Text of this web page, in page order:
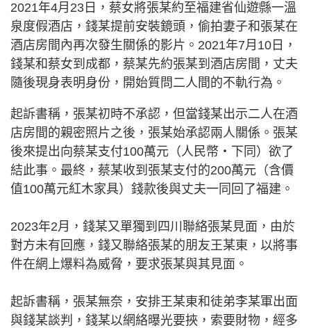
2021年4月23日，蔡女將張某約至福建省仙遊縣一溫
泉度假酒店，錢某提前安裝鏡頭，偷拍妻子和張某在
酒店房間內再次發生關係的影片。2021年7月10日，
錢某和蔡女到成都，蔡某先約張某到酒店房間，丈夫
隨後現身表明身份，開始質問二人間的不軌行為。
起訴書稱，張某初時不承認，但當錢某出示二人在酒
店房間的親密照片之後，張某始承認兩人關係。張某
後來提出向蔡某支付100萬元（人民幣‧下同）欲了
結此事。最終，蔡某收到張某支付的200萬元（含價
值100萬元紅木家具）錢款後與丈夫一同回了福建。
2023年2月，錢某又單獨到四川聯絡張某見面，由於
對方未有回應，錢又聯絡張某的朋友王某東，以將事
件在網上爆料為威脅，要求張某與其見面。
起訴書稱，張某無奈，安排王某東和徒弟李某軍出面
與錢某談判，錢某以網絡曝光要挾，索要財物，經多